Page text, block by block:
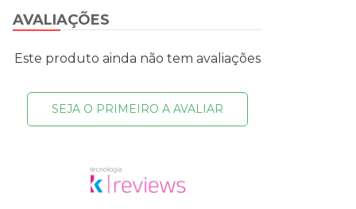
AVALIAÇÕES
Este produto ainda não tem avaliações
SEJA O PRIMEIRO A AVALIAR